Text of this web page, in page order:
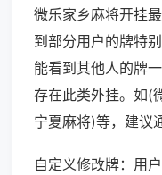
微乐家乡麻将开挂
到部分用户的牌特
能看到其他人的牌
存在此类外挂。如(
宁夏麻将)等，建议
自定义修改牌：用